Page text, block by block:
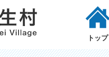
トップ